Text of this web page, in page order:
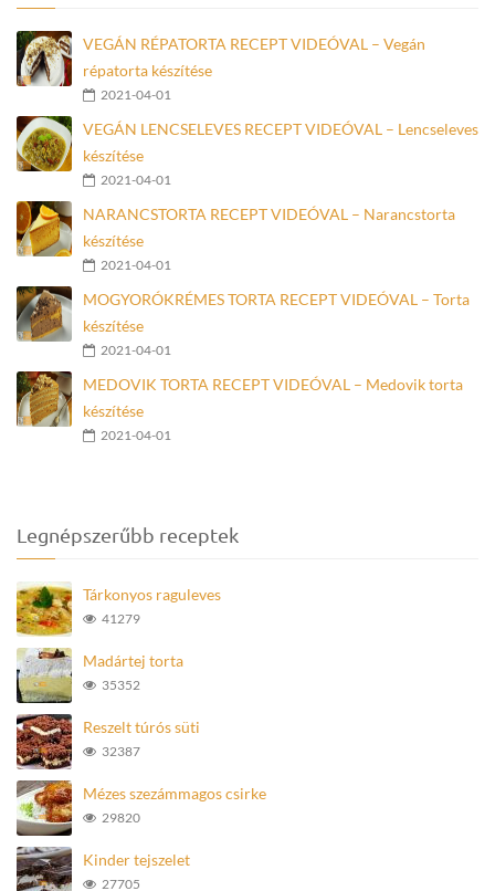
VEGÁN RÉPATORTA RECEPT VIDEÓVAL – Vegán
répatorta készítése
2021-04-01
VEGÁN LENCSELEVES RECEPT VIDEÓVAL – Lencseleves
készítése
2021-04-01
NARANCSTORTA RECEPT VIDEÓVAL – Narancstorta
készítése
2021-04-01
MOGYORÓKRÉMES TORTA RECEPT VIDEÓVAL – Torta
készítése
2021-04-01
MEDOVIK TORTA RECEPT VIDEÓVAL – Medovik torta
készítése
2021-04-01
Legnépszerűbb receptek
Tárkonyos raguleves
41279
Madártej torta
35352
Reszelt túrós süti
32387
Mézes szezámmagos csirke
29820
Kinder tejszelet
27705